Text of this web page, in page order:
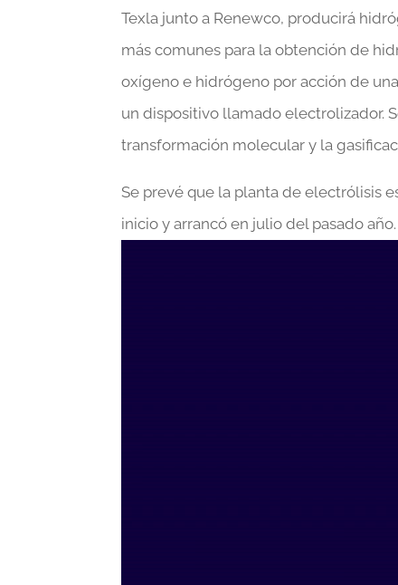
Texla junto a Renewco, producirá
más comunes para la obtención de
oxígeno e hidrógeno por acción de
un dispositivo llamado electrolizador.
transformación molecular y la
Se prevé que la planta de electrólisis
inicio y arrancó en julio del pasado año.